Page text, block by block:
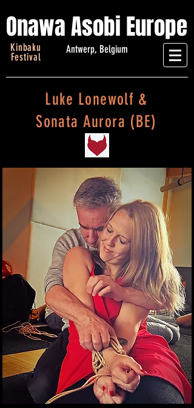
Onawa Asobi Europe
Kinbaku
Festival
Antwerp, Belgium
Luke Lonewolf &
Sonata Aurora (BE)